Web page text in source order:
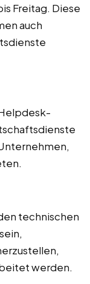
Freitag. Diese
auch
technischen
werden.